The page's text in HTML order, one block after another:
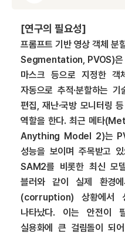
[연구의 필요성]
프롬프트 기반 영상 객체
Segmentation, PVOS)은
마스크 등으로 지정한 객
자동으로 추적·분할하는
편집, 재난·국방 모니터링
역할을 한다. 최근 메타
Anything Model 2)는
성능을 보이며 주목받고
SAM2를 비롯한 최신 모
블러와 같이 실제 환경
(corruption) 상황에서
나타났다. 이는 안전이
실용화에 큰 걸림돌이 되